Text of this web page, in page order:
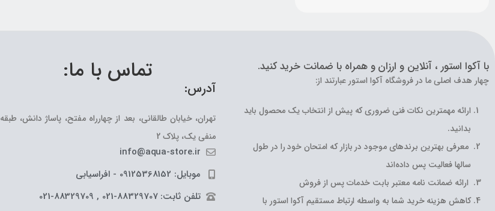
با آکوا استور ، آنلاین و ارزان و همراه با ضمانت خرید کنید.
چهار هدف اصلی ما در فروشگاه آکوا استور عبارتند از:
ارائه مهمترین نکات فنی ضروری که پیش از انتخاب یک محصول باید
بدانید.
معرفی بهترین برندهای موجود در بازار که امتحان خود را در طول
سالها فعالیت پس داده‌اند
ارائه ضمانت نامه معتبر بابت خدمات پس از فروش
کاهش هزینه خرید شما به واسطه ارتباط مستقیم آکوا استور با
تماس با ما:
آدرس:
تهران، خیابان طالقانی، بعد از چهارراه مفتح، پاساژ دانش، طبقه
منفی یک، پلاک 2
info@aqua-store.ir
موبایل: 09125368152 - افراسیابی
تلفن ثابت: 88329707-021 , 88329709-021